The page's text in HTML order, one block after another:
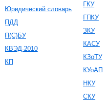
Юридический словарь
ПДД
П(С)БУ
КВЭД-2010
КП
ГКУ
ГПКУ
ЗКУ
КАСУ
КЗоТУ
КУоАП
НКУ
СКУ